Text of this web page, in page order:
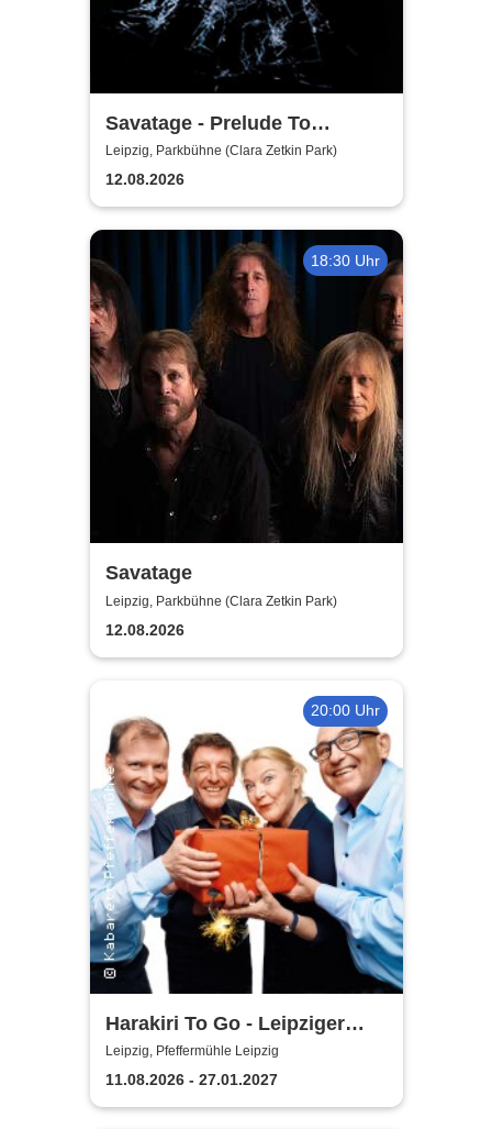
Savatage - Prelude To
Madness - Summer Tour 2026
Leipzig, Parkbühne (Clara Zetkin Park)
12.08.2026
18:30 Uhr
Savatage
Leipzig, Parkbühne (Clara Zetkin Park)
12.08.2026
20:00 Uhr
Harakiri To Go - Leipziger
Pfeffermühle
Leipzig, Pfeffermühle Leipzig
11.08.2026 - 27.01.2027